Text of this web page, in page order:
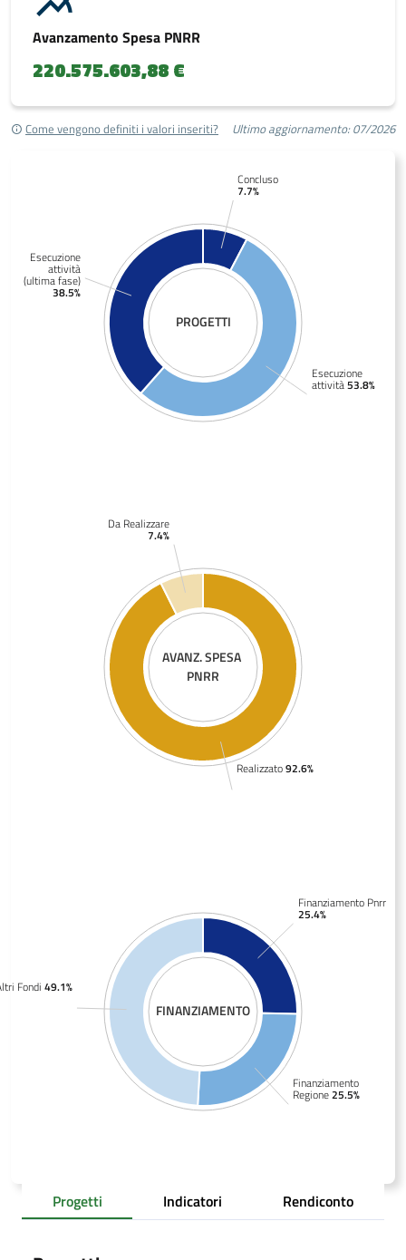
Avanzamento Spesa PNRR
220.575.603,88 €
Come vengono definiti i valori inseriti? Ultimo aggiornamento: 07/2026
PROGETTI
Concluso
7.7%
Esecuzione
attività
(ultima fase)
38.5%
Esecuzione
attività53.8%
AVANZ. SPESA
PNRR
Da Realizzare
7.4%
Realizzato92.6%
FINANZIAMENTO
Finanziamento Pnrr
25.4%
Fondi 49.1%
Finanziamento
Regione25.5%
Progetti Indicatori Rendiconto